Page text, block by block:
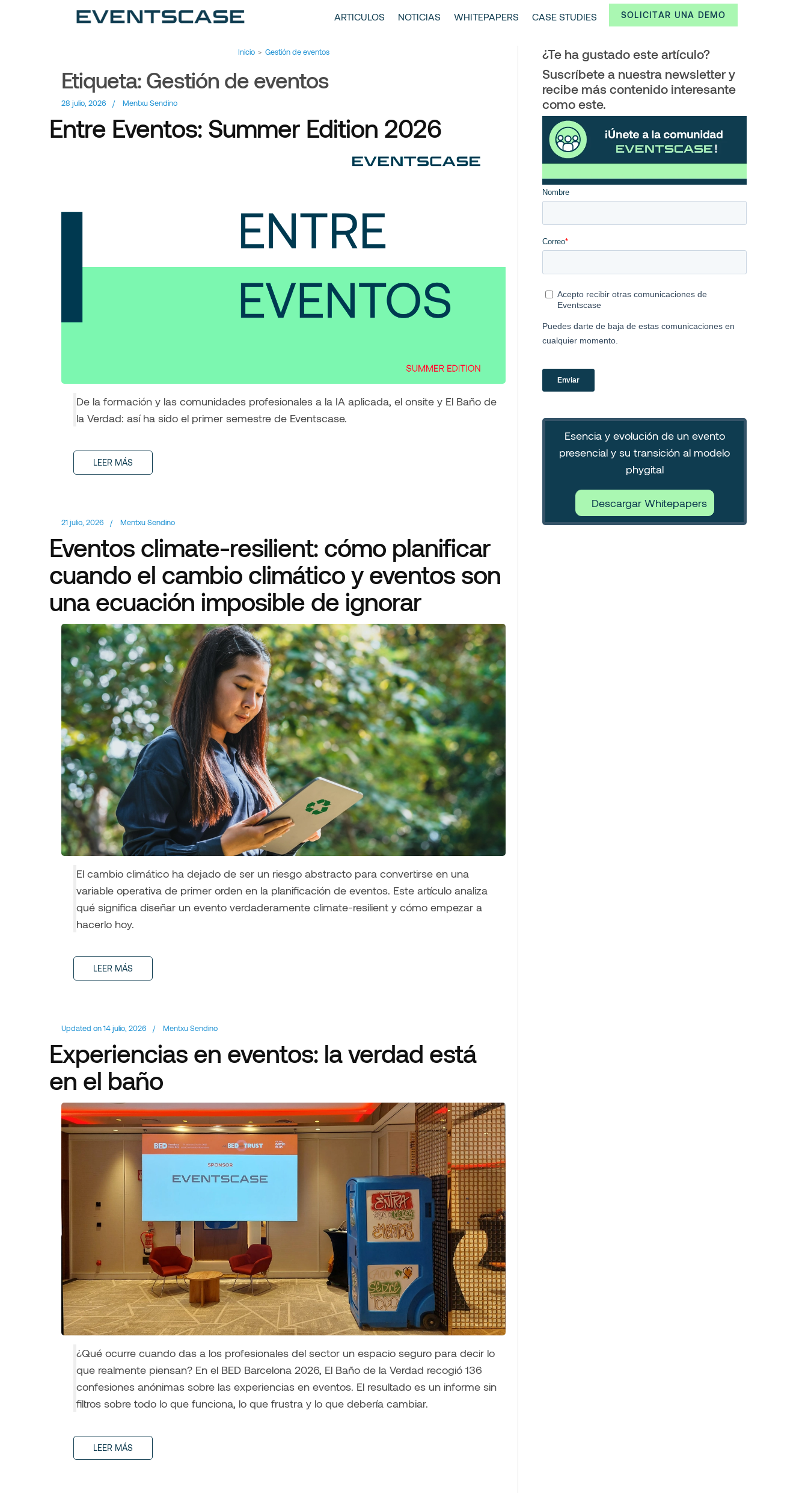
Eventscase | Always Aiming Higher
Artículos y Noticias SOLICITAR UNA DEMO
ARTICULOS NOTICIAS WHITEPAPERS CASE STUDIES
Inicio > Gestión de eventos
Etiqueta: Gestión de eventos
28 julio, 2026 / Mentxu Sendino
Entre Eventos: Summer Edition 2026
De la formación y las comunidades profesionales a la IA aplicada, el onsite y El Baño de
la Verdad: así ha sido el primer semestre de Eventscase.
LEER MÁS
21 julio, 2026 / Mentxu Sendino
Eventos climate-resilient: cómo planificar
cuando el cambio climático y eventos son
una ecuación imposible de ignorar
El cambio climático ha dejado de ser un riesgo abstracto para convertirse en una
variable operativa de primer orden en la planificación de eventos. Este artículo analiza
qué significa diseñar un evento verdaderamente climate-resilient y cómo empezar a
hacerlo hoy.
LEER MÁS
Updated on14 julio, 2026 / Mentxu Sendino
Experiencias en eventos: la verdad está
en el baño
¿Qué ocurre cuando das a los profesionales del sector un espacio seguro para decir lo
que realmente piensan? En el BED Barcelona 2026, El Baño de la Verdad recogió 136
confesiones anónimas sobre las experiencias en eventos. El resultado es un informe sin
filtros sobre todo lo que funciona, lo que frustra y lo que debería cambiar.
LEER MÁS
¿Te ha gustado este artículo?
Suscríbete a nuestra newsletter y
recibe más contenido interesante
como este.
Esencia y evolución de un evento
presencial y su transición al modelo
phygital
Descargar Whitepapers